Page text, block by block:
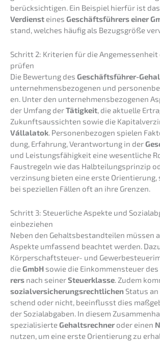
berück­sich­ti­gen. Ein Beispiel hierfür ist
Verdienst eines Geschäfts­füh­rers einer
stand, welches häufig als Bezugs­grö­ße
Schritt 2: Krite­ri­en für die
prüfen
Die Bewer­tung des Geschäfts­füh­rer-
unter­neh­mens­be­zo­ge­nen und
en. Unter den unter­neh­mens­be­zo­ge­nen
der Umfang derTätig­keit, die aktuel­le
Zukunfts­aus­sich­ten sowie die
Vállala­tok. Perso­nen­be­zo­gen spielen
dung, Erfah­rung, Verant­wor­tung in der
und Leistungs­fä­hig­keit eine wesent­li­che
Faust­re­geln wie das Halbtei­lungs­prin­zip
ver­zin­sung bieten eine erste Orien­tie­rung,
bei spezi­el­len Fällen oft an ihre Grenzen.
Schritt 3: Steuer­li­che Aspek­te und
einbeziehen
Neben den Gehalts­be­stand­tei­len müssen
Aspek­te umfas­send beach­tet werden.
Körper­schaft­steu­er- und
dieGmbHsowie die Einkom­men­steu­er des
rers nach seinerSteuer­klas­se. Zudem
sozial­ver­si­che­rungs­recht­li­chen Status
schend oder nicht, beein­flusst dies
der Sozial­ab­ga­ben. In diesem
spezia­li­sier­teGehalts­rech­ner oder einen
nutzen, um eine erste Orien­tie­rung zu